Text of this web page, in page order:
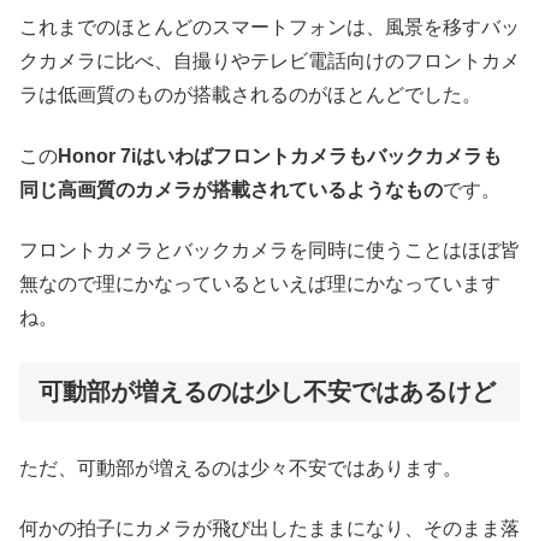
これまでのほとんどのスマートフォンは、風景を移すバッ
クカメラに比べ、自撮りやテレビ電話向けのフロントカメ
ラは低画質のものが搭載されるのがほとんどでした。
このHonor 7iはいわばフロントカメラもバックカメラも
同じ高画質のカメラが搭載されているようなものです。
フロントカメラとバックカメラを同時に使うことはほぼ皆
無なので理にかなっているといえば理にかなっています
ね。
可動部が増えるのは少し不安ではあるけど
ただ、可動部が増えるのは少々不安ではあります。
何かの拍子にカメラが飛び出したままになり、そのまま落